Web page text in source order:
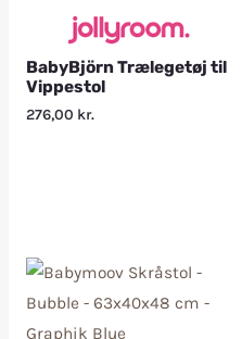
BabyBjörn Trælegetøj til
Vippestol
276,00 kr.